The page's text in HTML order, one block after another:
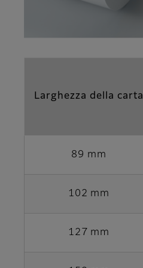
Larghezza della carta
89 mm
102 mm
127 mm